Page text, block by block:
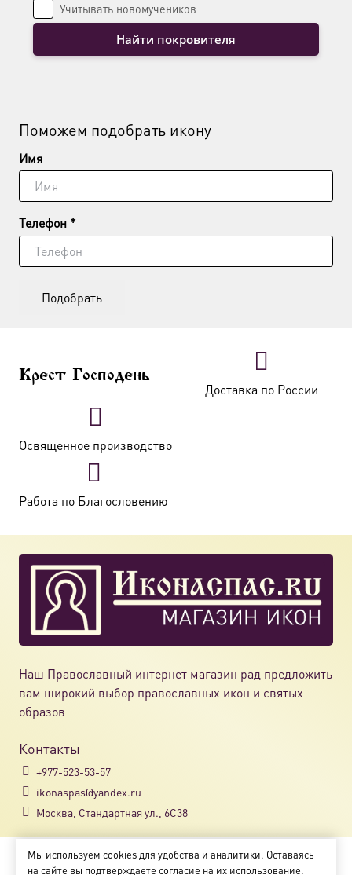
Учитывать новомучеников
Найти покровителя
Поможем подобрать икону
Имя
Телефон *
Подобрать
Крест Господень
Доставка по России
Освященное производство
Работа по Благословению
Наш Православный интернет магазин рад предложить
вам широкий выбор православных икон и святых
образов
Контакты
+977-523-53-57
ikonaspas@yandex.ru
Москва, Стандартная ул., 6С38
Copyright © 2018-2025
Мы используем cookies для удобства и аналитики. Оставаясь
на сайте вы подтверждаете согласие на их использование.